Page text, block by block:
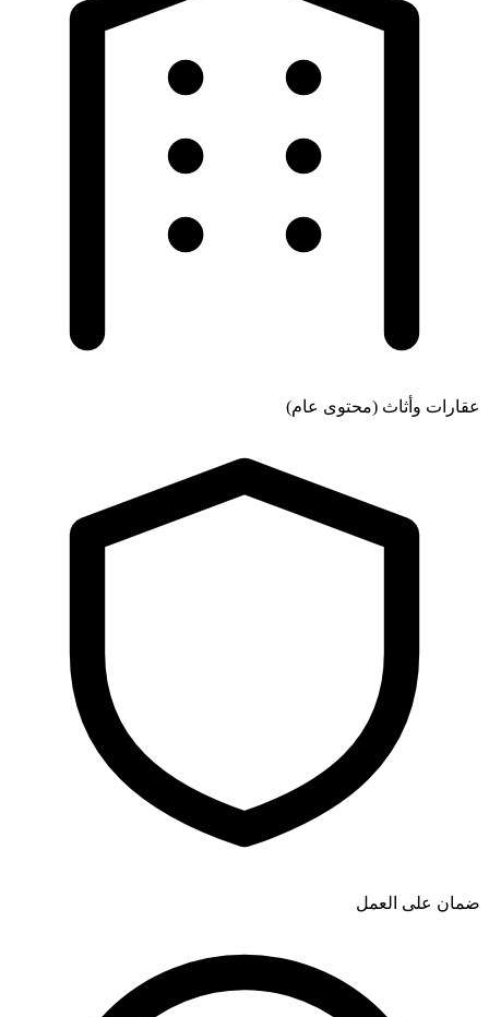
عقارات وأثاث (محتوى عام)
ضمان على العمل